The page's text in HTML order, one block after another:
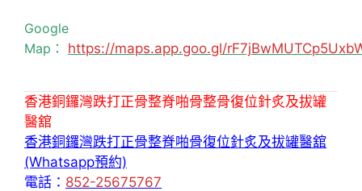
Google
Map： https://maps.app.goo.gl/
香港銅鑼灣跌打正骨整脊啪骨整骨復位針炙及拔罐
醫舘
香港銅鑼灣跌打正骨整脊啪骨復位針炙及拔罐醫舘
(Whatsapp預約)
電話： 852-25675767